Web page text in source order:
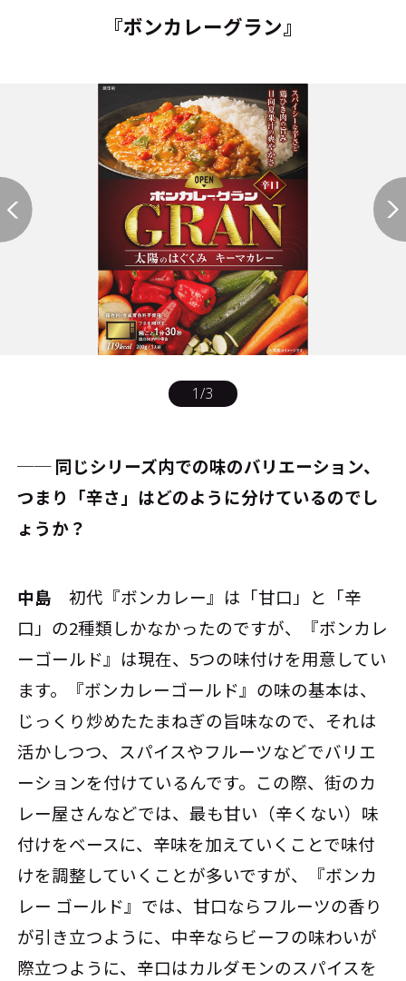
『ボンカレーグラン』
1/3
── 同じシリーズ内での味のバリエーション、
つまり「辛さ」はどのように分けているのでし
ょうか？
中島 初代『ボンカレー』は「甘口」と「辛
口」の2種類しかなかったのですが、『ボンカレ
ーゴールド』は現在、5つの味付けを用意してい
ます。『ボンカレーゴールド』の味の基本は、
じっくり炒めたたまねぎの旨味なので、それは
活かしつつ、スパイスやフルーツなどでバリエ
ーションを付けているんです。この際、街のカ
レー屋さんなどでは、最も甘い（辛くない）味
付けをベースに、辛味を加えていくことで味付
けを調整していくことが多いですが、『ボンカ
レー ゴールド』では、甘口ならフルーツの香り
が引き立つように、中辛ならビーフの味わいが
際立つように、辛口はカルダモンのスパイスを